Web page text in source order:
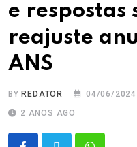
e respostas
reajuste
ANS
BY REDATOR 04/06/2024
2 ANOS AGO